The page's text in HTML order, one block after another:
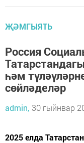
ҖӘМГЫЯТЬ
Россия
һәм
сөйләделәр
admin, 30 гыйнвар
2025 елда